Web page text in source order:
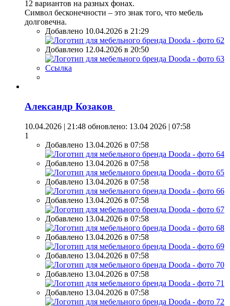
12 вариантов на разных фонах.
Символ бесконечности – это знак того, что мебель
долговечна.
Добавлено 10.04.2026 в 21:29
Добавлено 12.04.2026 в 20:50
Ссылка
Александр Козаков
10.04.2026 | 21:48 обновлено: 13.04 2026 | 07:58
1
Добавлено 13.04.2026 в 07:58
Добавлено 13.04.2026 в 07:58
Добавлено 13.04.2026 в 07:58
Добавлено 13.04.2026 в 07:58
Добавлено 13.04.2026 в 07:58
Добавлено 13.04.2026 в 07:58
Добавлено 13.04.2026 в 07:58
Добавлено 13.04.2026 в 07:58
Добавлено 13.04.2026 в 07:58